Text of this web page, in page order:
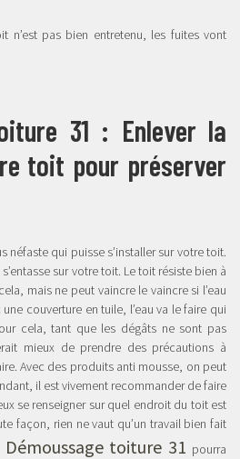
n’est pas bien entretenu, les fuites vont
31 : Enlever la
toit pour préserver
néfaste qui puisse s’installer sur votre toit.
sur votre toit. Le toit résiste bien à
mais ne peut vaincre le vaincre si l’eau
couverture en tuile, l’eau va le faire qui
cela, tant que les dégâts ne sont pas
mieux de prendre des précautions à
Avec des produits anti mousse, on peut
il est vivement recommander de faire
se renseigner sur quel endroit du toit est
façon, rien ne vaut qu’un travail bien fait
Démoussage toiture 31 pourra